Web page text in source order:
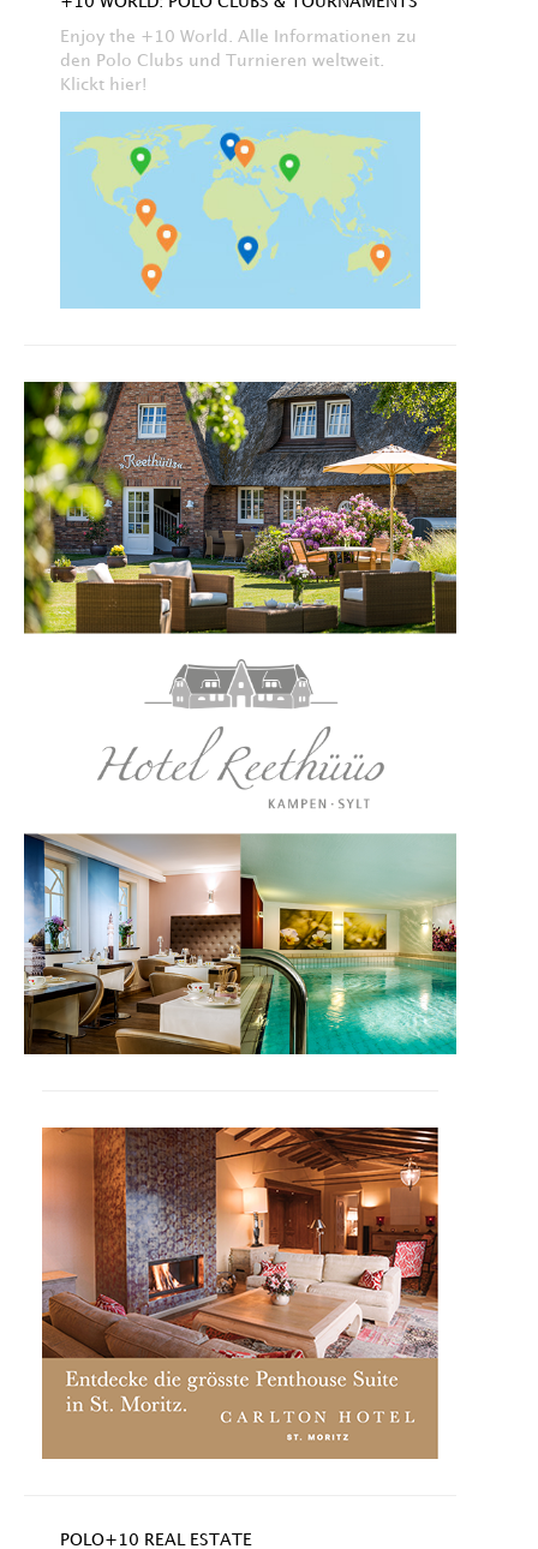
Enjoy the +10 World. Alle Informationen zu
den Polo Clubs und Turnieren weltweit.
Klickt hier!
POLO+10 REAL ESTATE